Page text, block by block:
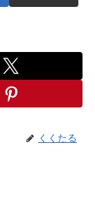
くくたる